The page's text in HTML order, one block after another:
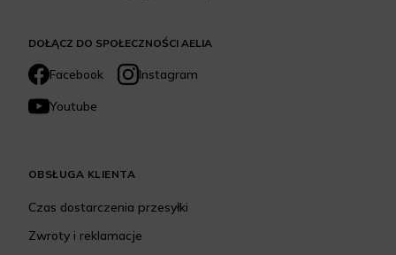
DOŁĄCZ DO SPOŁECZNOŚCI AELIA
Facebook
Instagram
Youtube
OBSŁUGA KLIENTA
Czas dostarczenia przesyłki
Zwroty i reklamacje